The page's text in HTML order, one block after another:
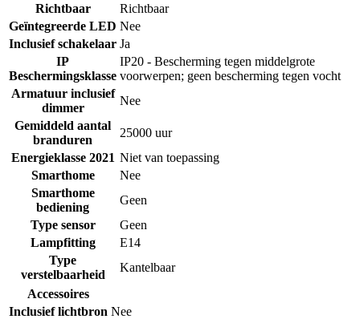
Richtbaar
Richtbaar
Geïntegreerde LED Nee
Inclusief schakelaar Ja
IP
Beschermingsklasse
IP20 - Bescherming tegen middelgrote
voorwerpen; geen bescherming tegen vocht
Armatuur inclusief
dimmer
Nee
Gemiddeld aantal
branduren
25000 uur
Energieklasse 2021 Niet van toepassing
Smarthome
Nee
Smarthome
bediening
Geen
Type sensor
Geen
Lampfitting
E14
Type
verstelbaarheid
Kantelbaar
Accessoires
Inclusief lichtbron Nee